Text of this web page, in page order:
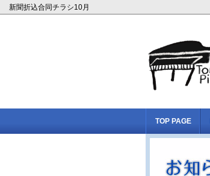
新聞折込合同チラシ10月
TOP PAGE